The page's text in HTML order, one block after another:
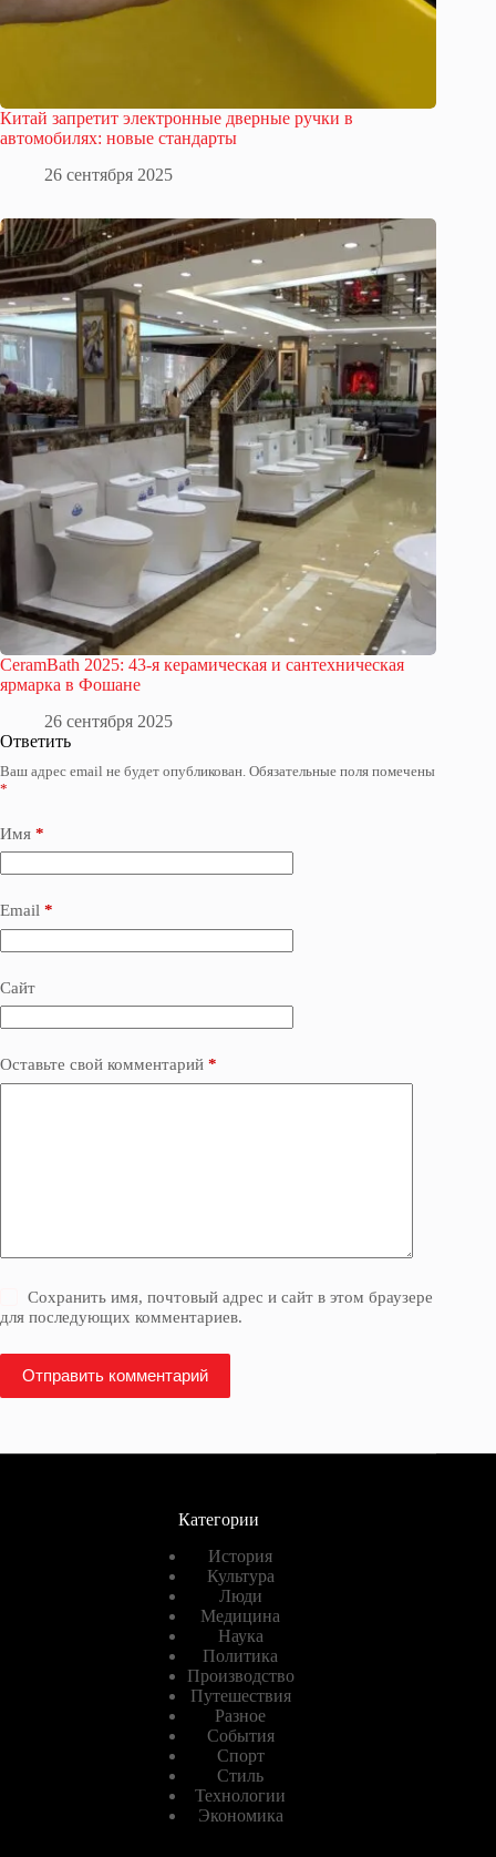
Китай запретит электронные дверные ручки в
автомобилях: новые стандарты
26 сентября 2025
CeramBath 2025: 43-я керамическая и сантехническая
ярмарка в Фошане
26 сентября 2025
Ответить
Ваш адрес email не будет опубликован. Обязательные поля помечены
*
Имя *
Email *
Сайт
Оставьте свой комментарий *
Сохранить имя, почтовый адрес и сайт в этом браузере
для последующих комментариев.
Отправить комментарий
Категории
История
Культура
Люди
Медицина
Наука
Политика
Производство
Путешествия
Разное
События
Спорт
Стиль
Технологии
Экономика